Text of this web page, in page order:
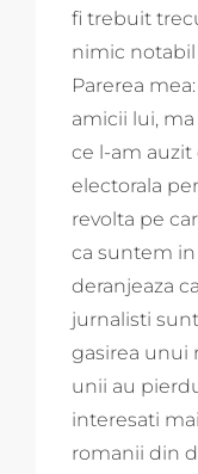
fi trebuit
nimic
Parerea
amicii lui,
ce l-am auzit
electorala
revolta pe
ca suntem
deranjeaza
jurnalisti
gasirea unui
unii au
interesati
romanii din